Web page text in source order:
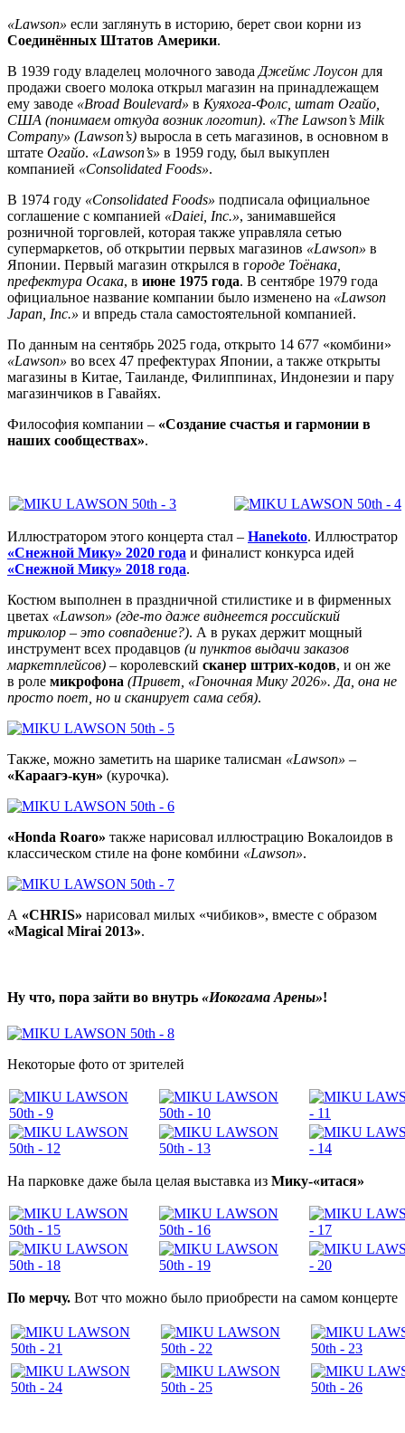
«Lawson» если заглянуть в историю, берет свои корни из
Соединённых Штатов Америки.
В 1939 году владелец молочного завода Джеймс Лоусон для
продажи своего молока открыл магазин на принадлежащем
ему заводе «Broad Boulevard» в Куяхога-Фолс, штат Огайо,
США (понимаем откуда возник логотип). «The Lawson’s Milk
Company» (Lawson’s) выросла в сеть магазинов, в основном в
штате Огайо. «Lawson’s» в 1959 году, был выкуплен
компанией «Consolidated Foods».
В 1974 году «Consolidated Foods» подписала официальное
соглашение с компанией «Daiei, Inc.», занимавшейся
розничной торговлей, которая также управляла сетью
супермаркетов, об открытии первых магазинов «Lawson» в
Японии. Первый магазин открылся в городе Тоёнака,
префектура Осака, в июне 1975 года. В сентябре 1979 года
официальное название компании было изменено на «Lawson
Japan, Inc.» и впредь стала самостоятельной компанией.
По данным на сентябрь 2025 года, открыто 14 677 «комбини»
«Lawson» во всех 47 префектурах Японии, а также открыты
магазины в Китае, Таиланде, Филиппинах, Индонезии и пару
магазинчиков в Гавайях.
Философия компании – «Создание счастья и гармонии в
наших сообществах».
Иллюстратором этого концерта стал – Hanekoto. Иллюстратор
«Снежной Мику» 2020 года и финалист конкурса идей
«Снежной Мику» 2018 года.
Костюм выполнен в праздничной стилистике и в фирменных
цветах «Lawson» (где-то даже виднеется российский
триколор – это совпадение?). А в руках держит мощный
инструмент всех продавцов (и пунктов выдачи заказов
маркетплейсов) – королевский сканер штрих-кодов, и он же
в роле микрофона (Привет, «Гоночная Мику 2026». Да, она не
просто поет, но и сканирует сама себя).
Также, можно заметить на шарике талисман «Lawson» –
«Караагэ-кун» (курочка).
«Honda Roaro» также нарисовал иллюстрацию Вокалоидов в
классическом стиле на фоне комбини «Lawson».
А «CHRIS» нарисовал милых «чибиков», вместе с образом
«Magical Mirai 2013».
Ну что, пора зайти во внутрь «Иокогама Арены»!
Некоторые фото от зрителей
На парковке даже была целая выставка из Мику-«итася»
По мерчу. Вот что можно было приобрести на самом концерте